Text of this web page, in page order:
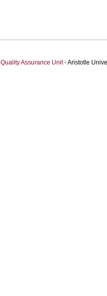
Quality Assurance Unit- Aristotle